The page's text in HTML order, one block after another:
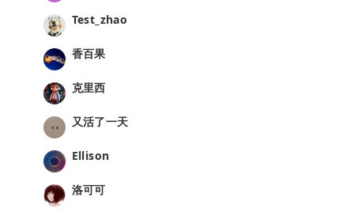
Test_zhao
香百果
克里西
又活了一天
Ellison
洛可可